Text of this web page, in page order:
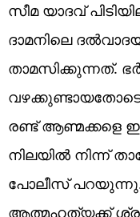
സീമ യാദവ്
ദാമനിലെ
താമസിക്കുന്നത്.
രണ്ട് ആണ്മക്കളെ
നിലയിൽ നിന്ന്
പോലീസ് പറയുന്നു.
ആത്മഹത്യക്ക്